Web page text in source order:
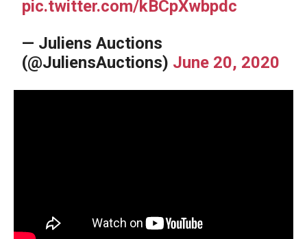
pic.twitter.com/kBCpXwbpdc
— Juliens Auctions
(@JuliensAuctions) June 20, 2020